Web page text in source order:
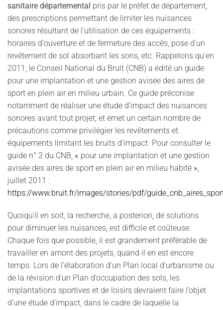
sanitaire départemental pris par le préfet de département,
des prescriptions permettant de limiter les nuisances
sonores résultant de l'utilisation de ces équipements :
horaires d'ouverture et de fermeture des accès, pose d'un
revêtement de sol absorbant les sons, etc. Rappelons qu'en
2011, le Conseil National du Bruit (CNB) a édité un guide
pour une implantation et une gestion avisée des aires de
sport en plein air en milieu urbain. Ce guide préconise
notamment de réaliser une étude d’impact des nuisances
sonores avant tout projet, et émet un certain nombre de
précautions comme privilégier les revêtements et
équipements limitant les bruits d’impact. Pour consulter le
guide n° 2 du CNB, « pour une implantation et une gestion
avisée des aires de sport en plein air en milieu habité »,
juillet 2011 :
https://www.bruit.fr/images/stories/pdf/
Quoiqu'il en soit, la recherche, a posteriori, de solutions
pour diminuer les nuisances, est difficile et coûteuse.
Chaque fois que possible, il est grandement préférable de
travailler en amont des projets, quand il en est encore
temps. Lors de l’élaboration d’un Plan local d’urbanisme ou
de la révision d’un Plan d’occupation des sols, les
implantations sportives et de loisirs devraient faire l’objet
d’une étude d’impact, dans le cadre de laquelle la